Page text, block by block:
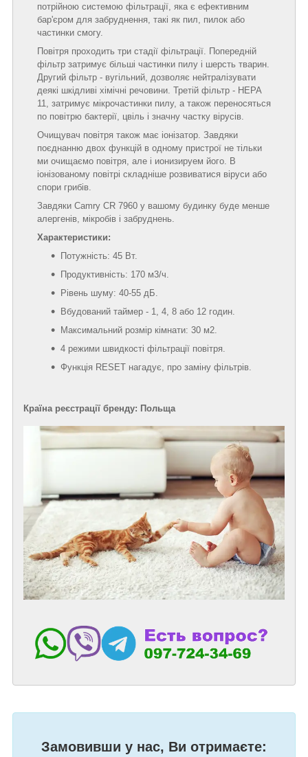
потрійною системою фільтрації, яка є ефективним
бар'єром для забруднення, такі як пил, пилок або
частинки смогу.
Повітря проходить три стадії фільтрації. Попередній
фільтр затримує більші частинки пилу і шерсть тварин.
Другий фільтр - вугільний, дозволяє нейтралізувати
деякі шкідливі хімічні речовини. Третій фільтр - HEPA
11, затримує мікрочастинки пилу, а також переносяться
по повітрю бактерії, цвіль і значну частку вірусів.
Очищувач повітря також має іонізатор. Завдяки
поєднанню двох функцій в одному пристрої не тільки
ми очищаємо повітря, але і ионизируем його. В
іонізованому повітрі складніше розвиватися віруси або
спори грибів.
Завдяки Camry CR 7960 у вашому будинку буде менше
алергенів, мікробів і забруднень.
Характеристики:
Потужність: 45 Вт.
Продуктивність: 170 м3/ч.
Рівень шуму: 40-55 дБ.
Вбудований таймер - 1, 4, 8 або 12 годин.
Максимальний розмір кімнати: 30 м2.
4 режими швидкості фільтрації повітря.
Функція RESET нагадує, про заміну фільтрів.
Країна реєстрації бренду: Польща
Замовивши у нас, Ви отримаєте: